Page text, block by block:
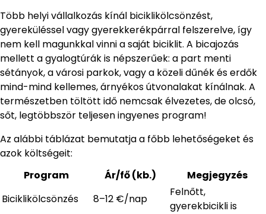
Több helyi vállalkozás kínál biciklikölcsönzést,
gyereküléssel vagy gyerekkerékpárral felszerelve, így
nem kell magunkkal vinni a saját biciklit. A bicajozás
mellett a gyalogtúrák is népszerűek: a part menti
sétányok, a városi parkok, vagy a közeli dűnék és erdők
mind-mind kellemes, árnyékos útvonalakat kínálnak. A
természetben töltött idő nemcsak élvezetes, de olcsó,
sőt, legtöbbször teljesen ingyenes program!
Az alábbi táblázat bemutatja a főbb lehetőségeket és
azok költségeit:
Program
Ár/fő (kb.)
Megjegyzés
Biciklikölcsönzés
8–12 €/nap
Felnőtt,
gyerekbicikli is